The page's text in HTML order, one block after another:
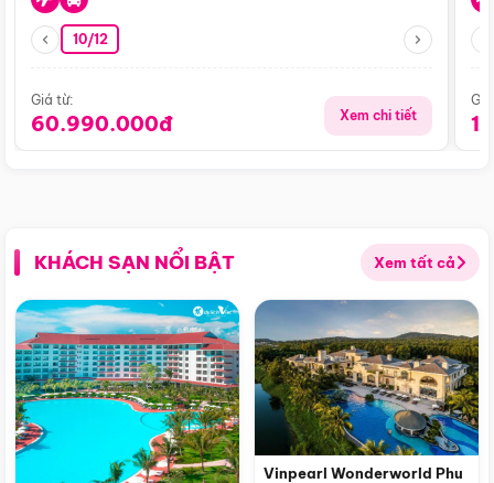
10/12
Giá từ:
60.990.000đ Xem chi tiết
KHÁCH SẠN NỔI BẬT Xem tất cả
Vinpearl Wonderworld Phu